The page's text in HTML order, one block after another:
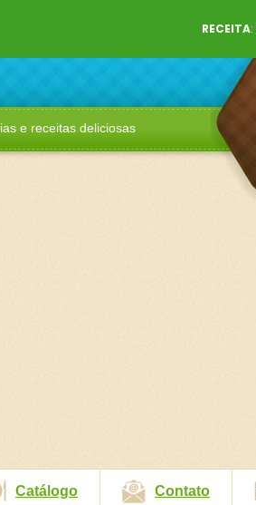
e receitas deliciosas
Catálogo Contato
RECEITA: